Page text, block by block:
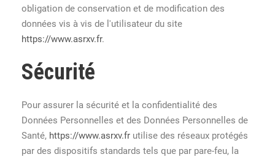
obligation de conservation et de modification des
données vis à vis de l'utilisateur du site
https://www.asrxv.fr.
Sécurité
Pour assurer la sécurité et la confidentialité des
Données Personnelles et des Données Personnelles de
Santé, https://www.asrxv.fr utilise des réseaux protégés
par des dispositifs standards tels que par pare-feu, la